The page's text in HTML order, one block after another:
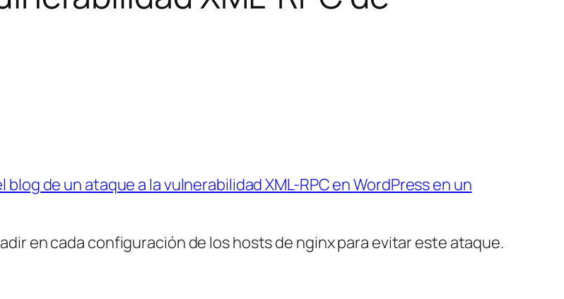
de un ataque a la vulnerabilidad XML-RPC en WordPress en un
en cada configuración de los hosts de nginx para evitar este ataque.